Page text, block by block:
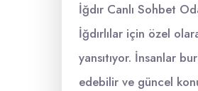
İğdır Canlı Sohbet
İğdırlılar için özel
yansıtıyor. İnsanlar
edebilir ve güncel